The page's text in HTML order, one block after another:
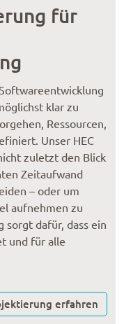
für
klar zu
Ressourcen,
Unser HEC
zuletzt den Blick
Zeitaufwand
– oder um
aufnehmen zu
sorgt dafür, dass ein
und für alle
erfahren